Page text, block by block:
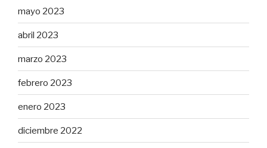
mayo 2023
abril 2023
marzo 2023
febrero 2023
enero 2023
diciembre 2022